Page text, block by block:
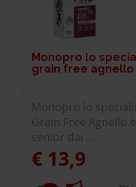
Monopro lo
grain free agnello
Monopro lo
Grain Free Agnello
senior dai ...
€ 13,9